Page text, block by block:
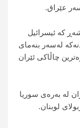
سەر عێراق.
کە ئیسرائیل
لەسەر بنەمای
چاڵاکی ئێران
لە بەرەی سوریا
لوبنان.